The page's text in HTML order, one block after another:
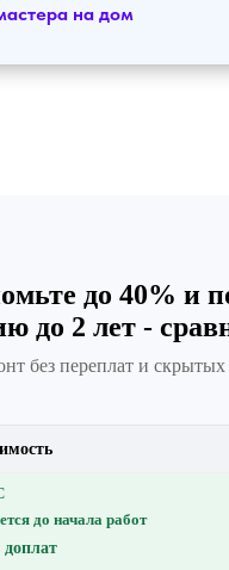
на дом
до 40% и
до 2 лет -
без переплат и скрытых
до начала работ